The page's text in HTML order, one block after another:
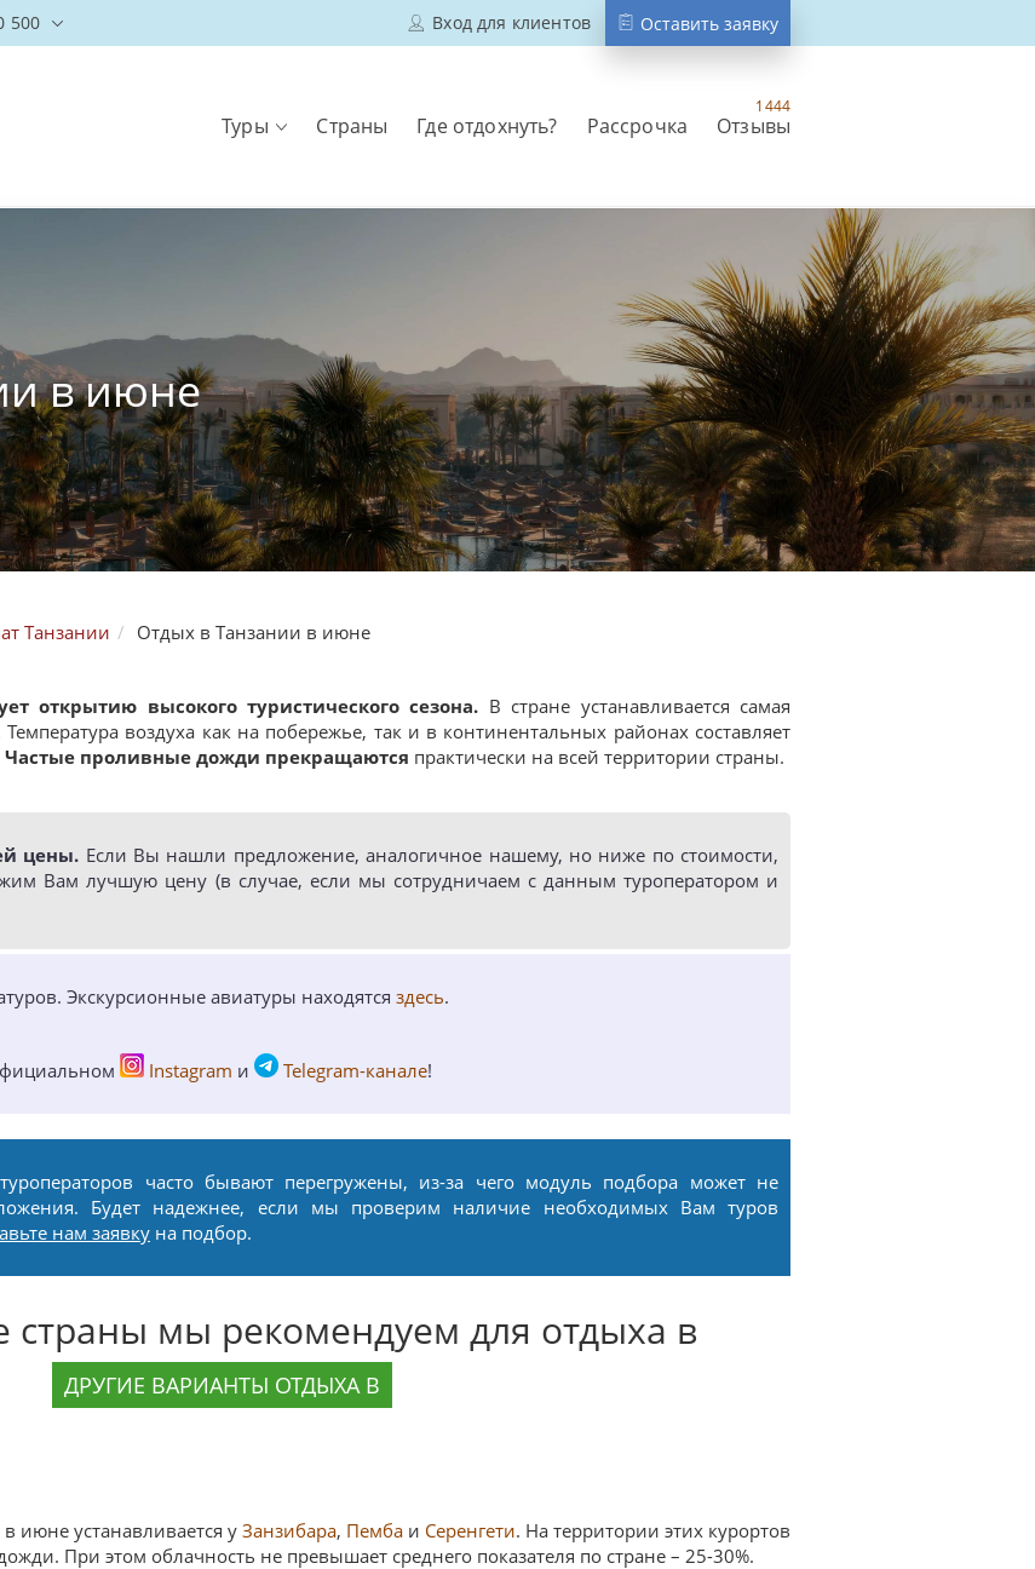
500 Вход для клиентов Оставить заявку
Туры Страны Где отдохнуть? Рассрочка Отзывы
1444
в июне
Танзании Отдых в Танзании в июне
открытию высокого туристического сезона. В стране устанавливается самая
воздуха как на побережье, так и в континентальных районах составляет
Частые проливные дожди прекращаются практически на всей территории страны.
цены. Если Вы нашли предложение, аналогичное нашему, но ниже по стоимости,
Вам лучшую цену (в случае, если мы сотрудничаем с данным туроператором и
Экскурсионные авиатуры находятся здесь.
Instagram и Telegram-канале!
часто бывают перегружены, из-за чего модуль подбора может не
Будет надежнее, если мы проверим наличие необходимых Вам туров
нам заявку на подбор.
страны мы рекомендуем для отдыха в
ДРУГИЕ ВАРИАНТЫ ОТДЫХА В
июне устанавливается уЗанзибара, Пемба и Серенгети. На территории этих курортов
При этом облачность не превышает среднего показателя по стране – 25-30%.